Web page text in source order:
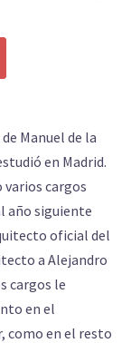
Manuel de la
en Madrid.
cargos
año siguiente
oficial del
a Alejandro
cargos le
en el
como en el resto